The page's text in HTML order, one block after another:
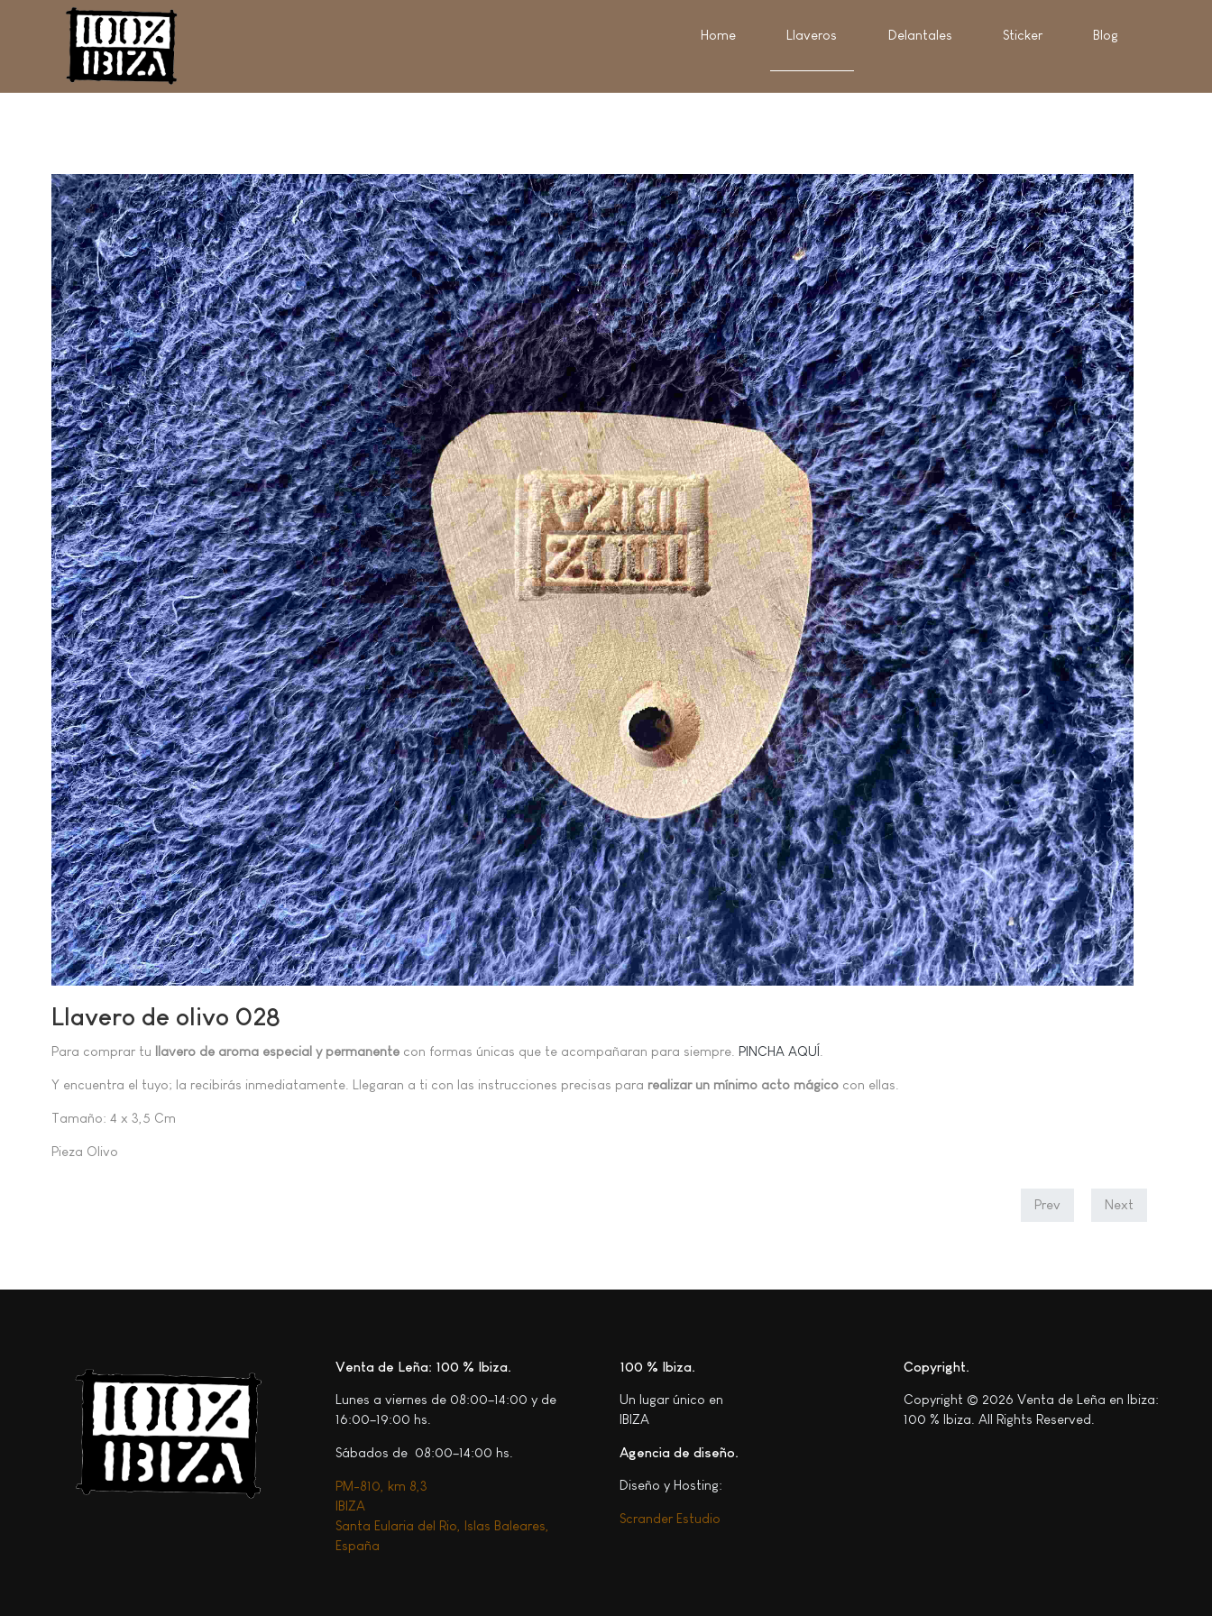
Home Llaveros Delantales Sticker Blog
Llavero de olivo 028
Para comprar tu llavero de aroma especial y permanente con formas únicas que te acompañaran para siempre. PINCHA AQUÍ
Y encuentra el tuyo; la recibirás inmediatamente. Llegaran a ti con las instrucciones precisas para realizar un mínimo acto mágico con ellas.
Tamaño: 4 x 3,5 Cm
Pieza Olivo
Prev Next
Venta de Leña: 100 % Ibiza
Lunes a viernes de 08:00–14:00 y de
16:00–19:00 hs.
Sábados de 08:00–14:00 hs.
PM-810, km 8,3
IBIZA
Santa Eularia del Rio, Islas Baleares,
España
100 % Ibiza
Un lugar único en
IBIZA
Agencia de diseño.
Diseño y Hosting:
Scrander Estudio
Copyright
Copyright © 2026 Venta de Leña en Ibiza:
100 % Ibiza. All Rights Reserved.